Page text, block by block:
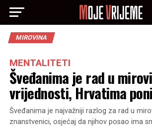
MIROVINA
MENTALITETI
Šveđanima je rad u
vrijednosti, Hrvatima
Šveđanima je najvažniji razlog za rad u
znanstvenici, osjećaj da njihov posao ima